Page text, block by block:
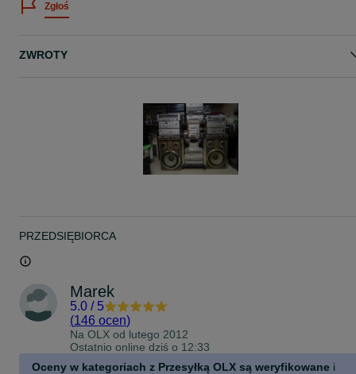
Zgłoś
ZWROTY
PRZEDSIĘBIORCA
Marek
5.0 / 5
(146 ocen)
Na OLX od lutego 2012
Ostatnio online dziś o 12:33
Oceny w kategoriach z Przesyłką OLX są weryfikowane i